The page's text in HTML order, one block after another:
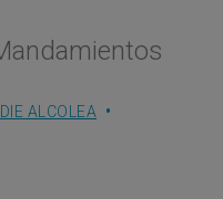
ALCOLEA